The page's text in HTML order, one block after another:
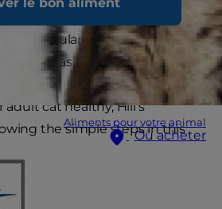
Aliments pour votre animal
Où acheter
health that her physical
regularly and the
as needed:
adult cat healthy, Hill's
the simple steps in this